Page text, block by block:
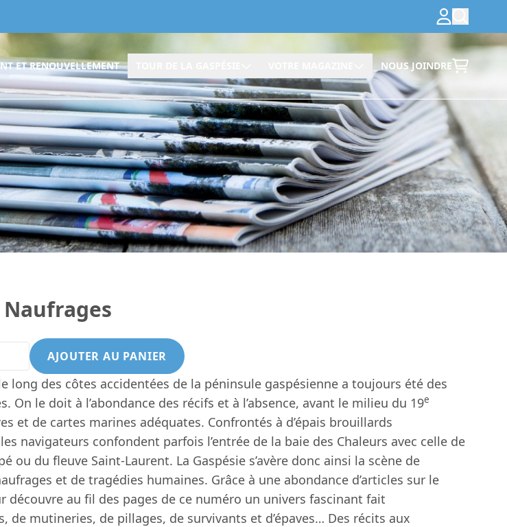
ET RENOUVELLEMENT NOUS JOINDRE
Naufrages
AJOUTER AU PANIER
long des côtes accidentées de la péninsule gaspésienne a toujours été des
On le doit à l’abondance des récifs et à l’absence, avant le milieu du 19e
et de cartes marines adéquates. Confrontés à d’épais brouillards
navigateurs confondent parfois l’entrée de la baie des Chaleurs avec celle de
ou du fleuve Saint-Laurent. La Gaspésie s’avère donc ainsi la scène de
et de tragédies humaines. Grâce à une abondance d’articles sur le
découvre au fil des pages de ce numéro un univers fascinant fait
de mutineries, de pillages, de survivants et d’épaves… Des récits aux